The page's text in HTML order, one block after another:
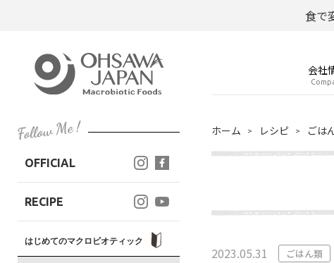
食で
会社
OFFICIAL
RECIPE
はじめてのマクロビオティック
ホーム レシピ ごは
2023.05.31 ごはん類